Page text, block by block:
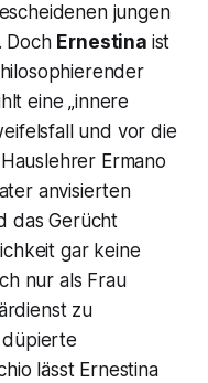
jungen
Doch Ernestina ist
eine „innere
und vor die
Ermano
anvisierten
das Gerücht
gar keine
nur als Frau
zu
düpierte
lässt Ernestina